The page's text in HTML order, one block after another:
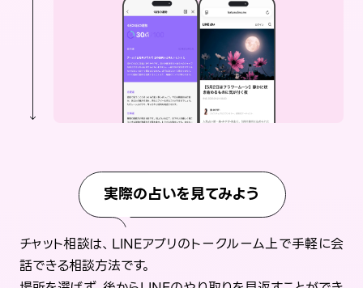
実際の占いを見てみよう
チャット相談は、LINEアプリのトークルーム上で手軽に会
話できる相談方法です。